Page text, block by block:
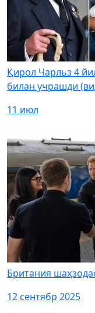
Қирол Чарльз 4
билан учрашди
11 июл
Британия
12 сентябр 2025